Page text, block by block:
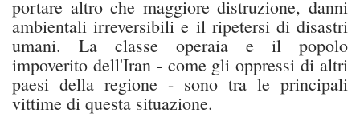
portare altro che maggiore distruzione, danni
ambientali irreversibili e il ripetersi di disastri
umani. La classe operaia e il popolo
impoverito dell'Iran - come gli oppressi di altri
paesi della regione - sono tra le principali
vittime di questa situazione.